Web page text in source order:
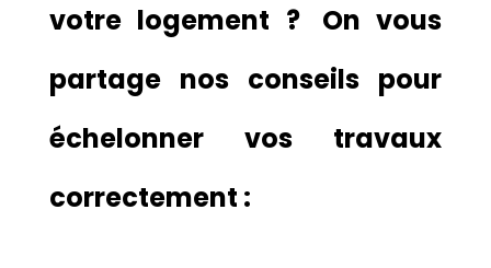
votre logement ?
On vous
partage nos conseils pour
échelonner vos travaux
correctement :